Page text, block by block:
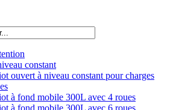
constant
ouvert à niveau constant pour charges
à fond mobile 300L avec 4 roues
à fond mobile 300L avec 6 roues